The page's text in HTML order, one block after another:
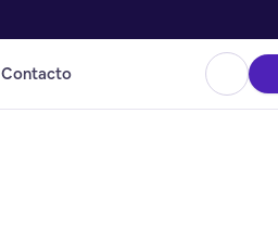
Contacto